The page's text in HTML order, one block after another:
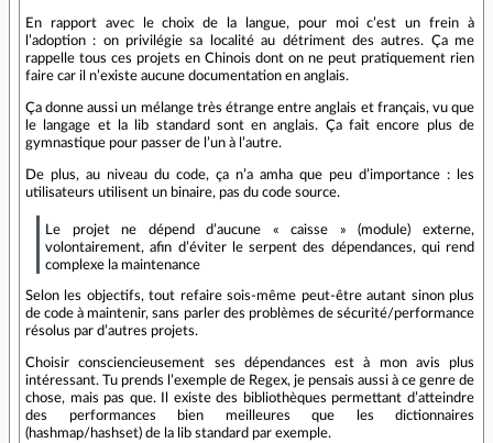
En rapport avec le choix de la langue, pour moi c’est un frein à
l’adoption : on privilégie sa localité au détriment des autres. Ça me
rappelle tous ces projets en Chinois dont on ne peut pratiquement rien
faire car il n’existe aucune documentation en anglais.
Ça donne aussi un mélange très étrange entre anglais et français, vu que
le langage et la lib standard sont en anglais. Ça fait encore plus de
gymnastique pour passer de l’un à l’autre.
De plus, au niveau du code, ça n’a amha que peu d’importance : les
utilisateurs utilisent un binaire, pas du code source.
Le projet ne dépend d’aucune « caisse » (module) externe,
volontairement, afin d’éviter le serpent des dépendances, qui rend
complexe la maintenance
Selon les objectifs, tout refaire sois-même peut-être autant sinon plus
de code à maintenir, sans parler des problèmes de sécurité/performance
résolus par d’autres projets.
Choisir consciencieusement ses dépendances est à mon avis plus
intéressant. Tu prends l’exemple de Regex, je pensais aussi à ce genre de
chose, mais pas que. Il existe des bibliothèques permettant d’atteindre
des performances bien meilleures que les dictionnaires
(hashmap/hashset) de la lib standard par exemple.